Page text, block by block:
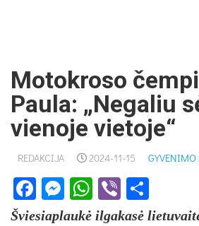
Motokroso
Paula: „Negaliu
vienoje vietoje“
REDAKCIJA 2024-11-15 GYVENIMO
Facebook
Messenger
WhatsApp
Viber
Šviesiaplaukė ilgakasė